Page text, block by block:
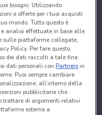
bisogni: Utilizzando
e offerte per i tuoi acquisti
mondo. Tutto questo è
analisi effettuate in base alle
piattaforme collegate,
Policy. Per fare questo,
dei dati raccolti a tale fine.
dati personali conPartnersin
Puoi sempre cambiare
all’interno della
pubblicitarie che
trattare di argomenti relativi
esterne a